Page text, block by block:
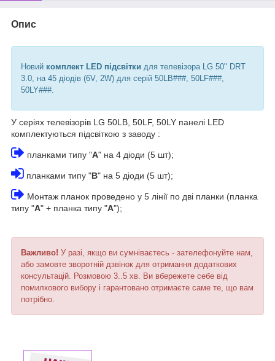
Опис
Новий комплект LED підсвітки для телевізора LG 50" DRT
3.0, на 45 діодів (6V, 2W) для серій 50LB###, 50LF###,
50LY###.
У серіях телевізорів LG 50LB, 50LF, 50LY панелі LED
комплектуються підсвіткою з заводу :
планками типу "А" на 4 діоди (5 шт);
планками типу "В" на 5 діоди (5 шт);
Монтаж планок проведено у 5 лінії по дві планки (планка
типу "А" + планка типу "А");
Важливо! У разі, якщо ви сумніваєтесь - зателефонуйте нам,
або замовте зворотній дзвінок для отримання додаткових
консультацій. Розмовою 3..5 хв. Ви вбережете себе від
помилкового вибору і гарантовано отримаєте саме те, що вам
потрібно.